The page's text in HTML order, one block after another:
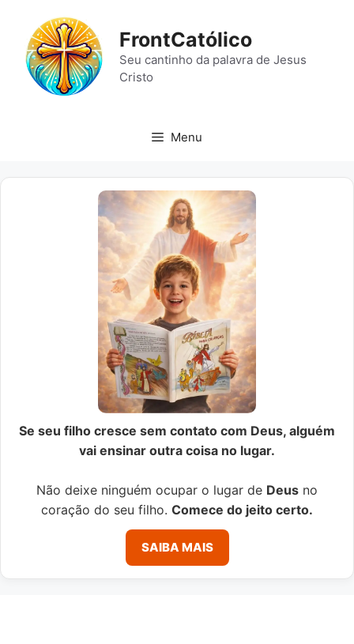
conteúdo
FrontCatólico
Seu cantinho da palavra de Jesus
Cristo
Menu
Se seu filho cresce sem contato com Deus, alguém
vai ensinar outra coisa no lugar.
Não deixe ninguém ocupar o lugar de Deus no
coração do seu filho. Comece do jeito certo.
SAIBA MAIS